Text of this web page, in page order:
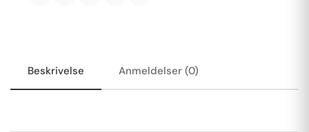
Beskrivelse Anmeldelser (0)